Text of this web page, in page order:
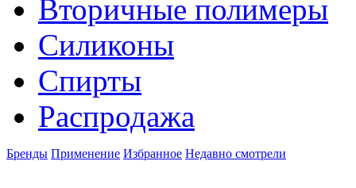
Вторичные полимеры
Силиконы
Спирты
Распродажа
Бренды Применение Избранное Недавно смотрели